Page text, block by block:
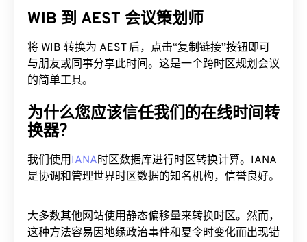
WIB 到 AEST 会议策划师
将 WIB 转换为 AEST 后，点击“复制链接”按钮即可
与朋友或同事分享此时间。这是一个跨时区规划会议
的简单工具。
为什么您应该信任我们的在线时间转
换器？
我们使用IANA时区数据库进行时区转换计算。IANA
是协调和管理世界时区数据的知名机构，信誉良好。
大多数其他网站使用静态偏移量来转换时区。然而，
这种方法容易因地缘政治事件和夏令时变化而出现错